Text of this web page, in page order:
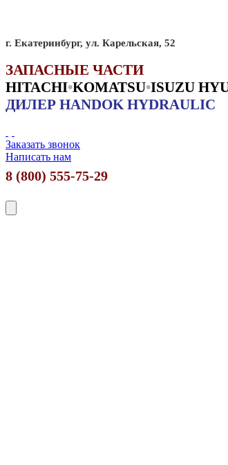
г. Екатеринбург, ул. Карельская, 52
ЗАПАСНЫЕ ЧАСТИ
HITACHI•KOMATSU•ISUZU
ДИЛЕР HANDOK HYDRAULIC
Заказать звонок
Написать нам
8 (800) 555-75-29